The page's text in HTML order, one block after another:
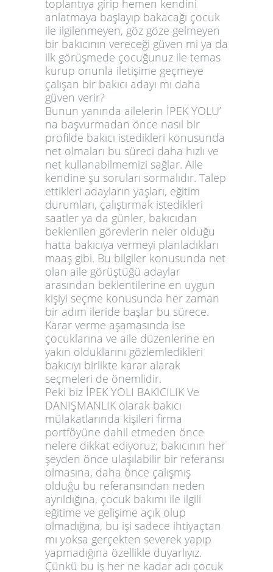
toplantıya girip hemen kendini
anlatmaya başlayıp bakacağı çocuk
ile ilgilenmeyen, göz göze gelmeyen
bir bakıcının vereceği güven mi ya da
ilk görüşmede çocuğunuz ile temas
kurup onunla iletişime geçmeye
çalışan bir bakıcı adayı mı daha
güven verir?
Bunun yanında ailelerin İPEK YOLU’
na başvurmadan önce nasıl bir
profilde bakıcı istedikleri konusunda
net olmaları bu süreci daha hızlı ve
net kullanabilmemizi sağlar. Aile
kendine şu soruları sormalıdır. Talep
ettikleri adayların yaşları, eğitim
durumları, çalıştırmak istedikleri
saatler ya da günler, bakıcıdan
beklenilen görevlerin neler olduğu
hatta bakıcıya vermeyi planladıkları
maaş gibi. Bu bilgiler konusunda net
olan aile görüştüğü adaylar
arasından beklentilerine en uygun
kişiyi seçme konusunda her zaman
bir adım ileride başlar bu sürece.
Karar verme aşamasında ise
çocuklarına ve aile düzenlerine en
yakın olduklarını gözlemledikleri
bakıcıyı birlikte karar alarak
seçmeleri de önemlidir.
Peki biz İPEK YOLI BAKICILIK Ve
DANIŞMANLIK olarak bakıcı
mülakatlarında kişileri firma
portföyüne dahil etmeden önce
nelere dikkat ediyoruz; bakıcının her
şeyden önce ulaşılabilir bir referansı
olmasına, daha önce çalışmış
olduğu bu referansından neden
ayrıldığına, çocuk bakımı ile ilgili
eğitime ve gelişime açık olup
olmadığına, bu işi sadece ihtiyaçtan
mı yoksa gerçekten severek yapıp
yapmadığına özellikle duyarlıyız.
Çünkü bu iş her ne kadar adı çocuk